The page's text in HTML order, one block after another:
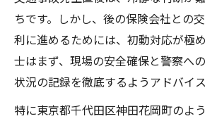
ちです。しかし、後の保険会社との
利に進めるためには、初動対応が極
士はまず、現場の安全確保と警察へ
状況の記録を徹底するようアドバイス
特に東京都千代田区神田花岡町のよ